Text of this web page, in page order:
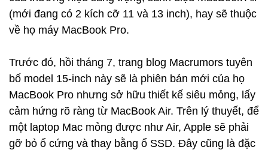
(mới đang có 2 kích cỡ 11 và 13 inch), hay sẽ thuộc
về họ máy MacBook Pro.
Trước đó, hồi tháng 7, trang blog Macrumors tuyên
bố model 15-inch này sẽ là phiên bản mới của họ
MacBook Pro nhưng sở hữu thiết kế siêu mỏng, lấy
cảm hứng rõ ràng từ MacBook Air. Trên lý thuyết, để
một laptop Mac mỏng được như Air, Apple sẽ phải
gỡ bỏ ổ cứng và thay bằng ổ SSD. Đây cũng là đặc